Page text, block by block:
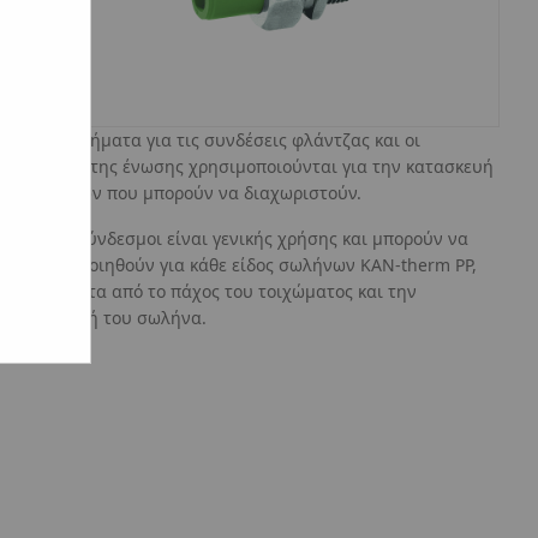
Τα περιβλήματα για τις συνδέσεις φλάντζας και οι
συνδέτες της ένωσης χρησιμοποιούνται για την κατασκευή
συνδέσεων που μπορούν να διαχωριστούν.
Όλοι οι σύνδεσμοι είναι γενικής χρήσης και μπορούν να
χρησιμοποιηθούν για κάθε είδος σωλήνων KAN-therm PP,
ανεξάρτητα από το πάχος του τοιχώματος και την
κατασκευή του σωλήνα.